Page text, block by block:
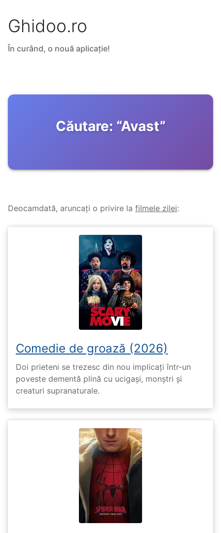
Ghidoo.ro
În curând, o nouă aplicație!
Căutare: “Avast”
Deocamdată, aruncați o privire la filmele zilei:
Comedie de groază (2026)
Doi prieteni se trezesc din nou implicați într-un
poveste dementă plină cu ucigași, monștri și
creaturi supranaturale.